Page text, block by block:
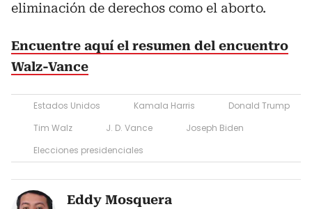
eliminación de derechos como el aborto.
Encuentre aquí el resumen del encuentro
Walz-Vance
Estados Unidos Kamala Harris
Donald Trump
Tim Walz
J. D. Vance
Joseph Biden
Elecciones presidenciales
Eddy Mosquera